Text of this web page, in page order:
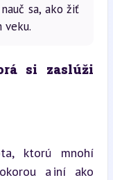
sa, ako žiť
veku.
si zaslúži
ktorú mnohí
a iní ako